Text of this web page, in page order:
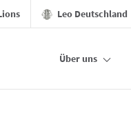
Leo Deutschland
Über uns